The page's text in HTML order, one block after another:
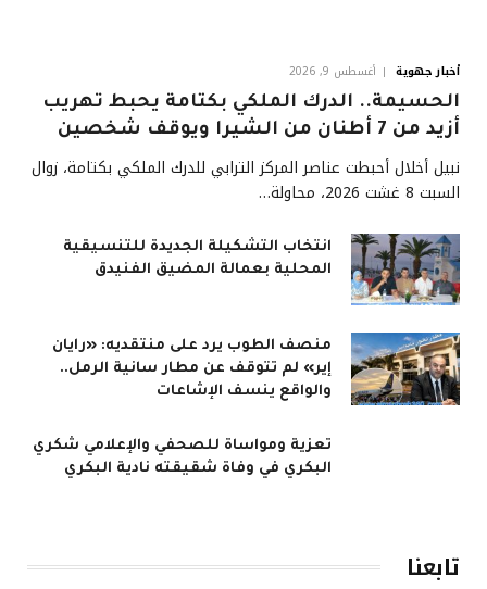
أخبار جهوية
أغسطس 9, 2026
الحسيمة.. الدرك الملكي بكتامة يحبط تهريب
أزيد من 7 أطنان من الشيرا ويوقف شخصين
نبيل أخلال أحبطت عناصر المركز الترابي للدرك الملكي بكتامة، زوال
السبت 8 غشت 2026، محاولة…
انتخاب التشكيلة الجديدة للتنسيقية
المحلية بعمالة المضيق الفنيدق
منصف الطوب يرد على منتقديه: «رايان
إير» لم تتوقف عن مطار سانية الرمل..
والواقع ينسف الإشاعات
تعزية ومواساة للصحفي والإعلامي شكري
البكري في وفاة شقيقته نادية البكري
تابعنا